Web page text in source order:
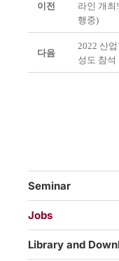
이전
라인 개
행중)
다음
2022 산
성도 참석
Seminar
Jobs
Library and